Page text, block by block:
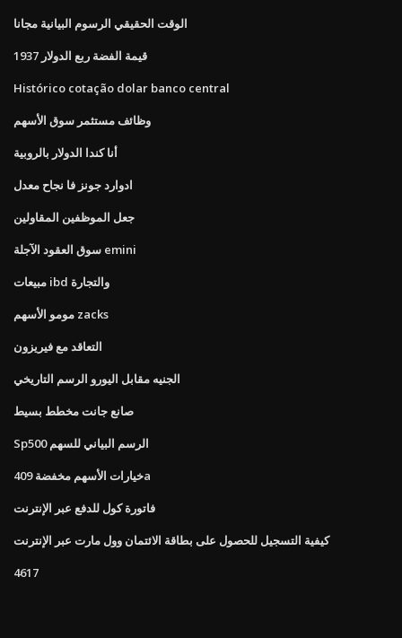
الوقت الحقيقي الرسوم البيانية مجانا
1937 قيمة الفضة ربع الدولار
Histórico cotação dolar banco central
وظائف مستثمر سوق الأسهم
أنا كندا الدولار بالروبية
ادوارد جونز فا نجاح معدل
جعل الموظفين المقاولين
سوق العقود الآجلة emini
مبيعات ibd والتجارة
مومو الأسهم zacks
التعاقد مع فيريزون
الجنيه مقابل اليورو الرسم التاريخي
صانع جانت مخطط بسيط
Sp500 الرسم البياني للسهم
خيارات الأسهم مخفضة 409a
فاتورة كول للدفع عبر الإنترنت
كيفية التسجيل للحصول على بطاقة الائتمان وول مارت عبر الإنترنت
4617